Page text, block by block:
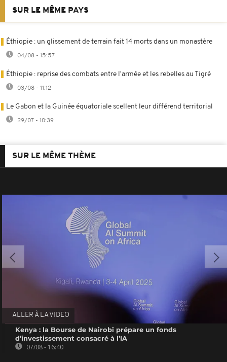
SUR LE MÊME PAYS
Éthiopie : un glissement de terrain fait 14 morts dans un monastère
04/08 - 15:57
Éthiopie : reprise des combats entre l'armée et les rebelles au Tigré
03/08 - 11:12
Le Gabon et la Guinée équatoriale scellent leur différend territorial
29/07 - 10:39
SUR LE MÊME THÈME
ALLER À LA VIDEO
Kenya : la Bourse de Nairobi prépare un fonds
d’investissement consacré à l’IA
07/08 - 16:40